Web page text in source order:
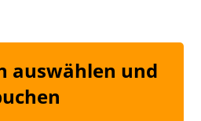
auswählen und